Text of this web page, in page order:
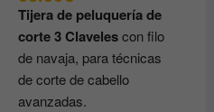
Tijera de peluquería de
corte 3 Clavelescon filo
de navaja, para técnicas
de corte de cabello
avanzadas.